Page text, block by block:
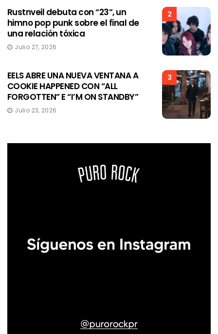
2
Rustnveil debuta con “23”, un
himno pop punk sobre el final de
una relación tóxica
Julio 27, 2026
3
EELS ABRE UNA NUEVA VENTANA A
COOKIE HAPPENED CON “ALL
FORGOTTEN” E “I’M ON STANDBY”
Julio 23, 2026